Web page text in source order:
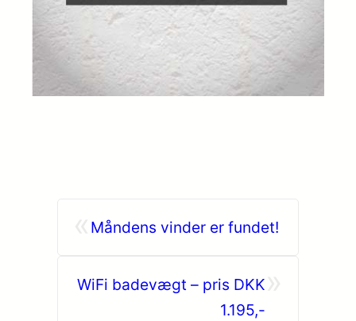
Måndens vinder er fundet!
WiFi badevægt – pris DKK
1.195,-